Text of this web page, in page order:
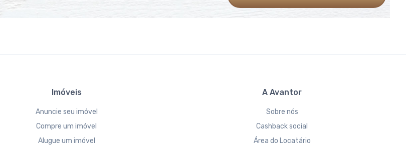
Imóveis
Anuncie seu imóvel
Compre um imóvel
Alugue um imóvel
A Avantor
Sobre nós
Cashback social
Área do Locatário